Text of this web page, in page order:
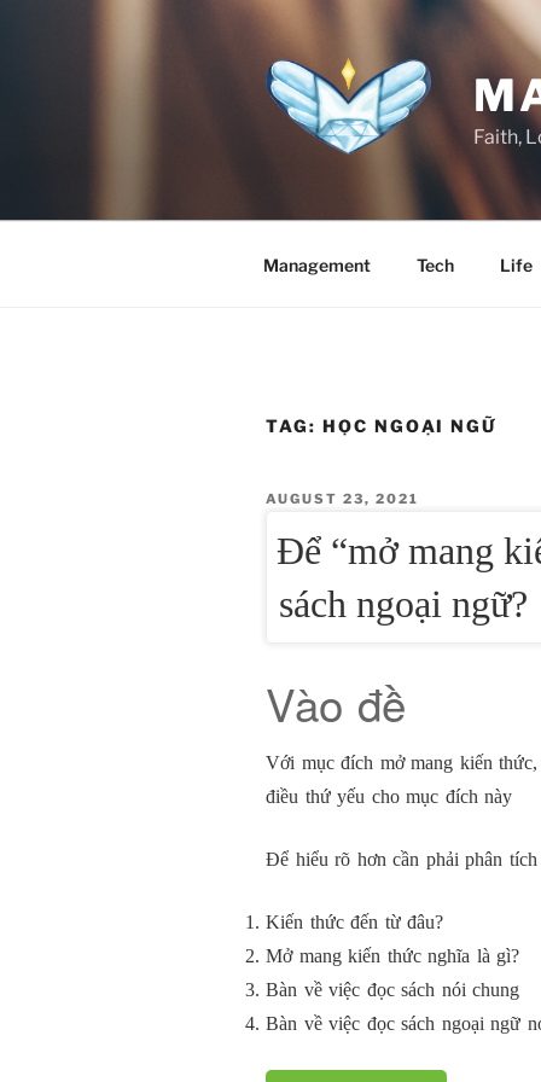
Faith,
Management Tech Life
TAG: HỌC NGOẠI NGỮ
POSTED
AUGUST 23, 2021
Để “mở mang
sách ngoại ngữ?
Vào đề
Với mục đích mở mang kiến
điều thứ yếu cho mục đích này
Để hiểu rõ hơn cần phải phân tích
Kiến thức đến từ đâu?
Mở mang kiến thức nghĩa là gì?
Bàn về việc đọc sách nói chung
Bàn về việc đọc sách ngoại ngữ